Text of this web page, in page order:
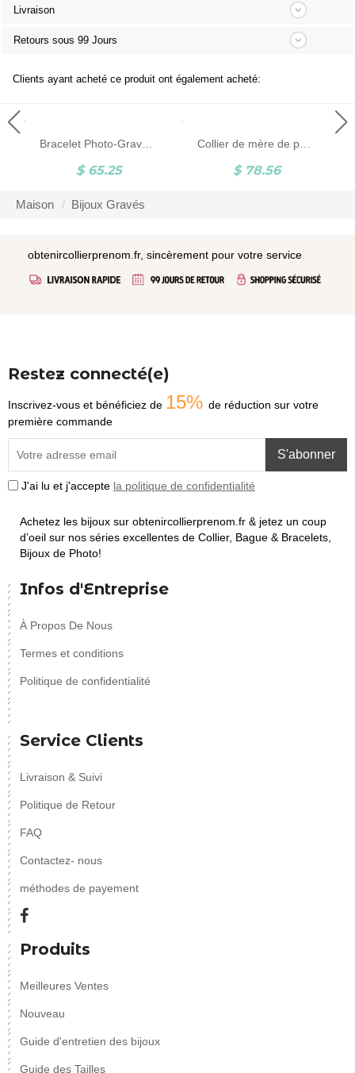
Livraison
Retours sous 99 Jours
Clients ayant acheté ce produit ont également acheté:
Bracelet Photo-Gravure de Photo-Argent
$ 65.25
Collier de mère de photo de coeur gravé en argent sterling
$ 78.56
Maison Bijoux Gravés
obtenircollierprenom.fr, sincèrement pour votre service
Restez connecté(e)
Inscrivez-vous et bénéficiez de 15% de réduction sur votre
première commande
S'abonner
J'ai lu et j'accepte la politique de confidentialité
Achetez les bijoux sur obtenircollierprenom.fr & jetez un coup
d’oeil sur nos séries excellentes de Collier, Bague & Bracelets,
Bijoux de Photo!
Infos d'Entreprise
À Propos De Nous
Termes et conditions
Politique de confidentialité
Service Clients
Livraison & Suivi
Politique de Retour
FAQ
Contactez- nous
méthodes de payement
Produits
Meilleures Ventes
Nouveau
Guide d'entretien des bijoux
Guide des Tailles